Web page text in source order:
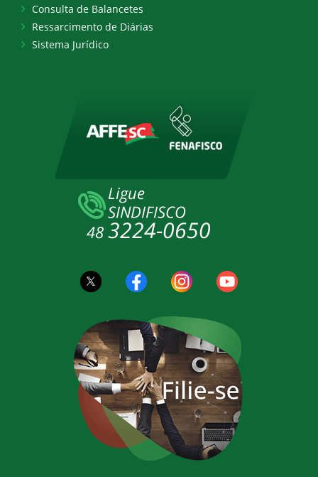
Consulta de Balancetes
Ressarcimento de Diárias
Sistema Jurídico